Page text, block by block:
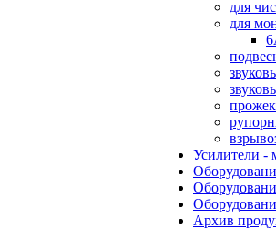
для
для
Усилители -
Архив